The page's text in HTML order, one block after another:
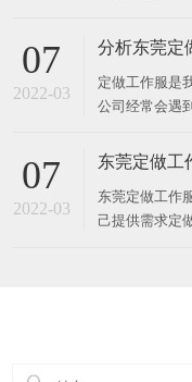
的一种象征，
纯天然，而且
形美观，穿在
07
2022-03
分析东莞定
定做工作服是
公司经常会遇
色汽油擦洗，
过净。2、酱
牙草酸液洗擦
07
2022-03
东莞定做工
东莞定做工作
己提供需求定
格一般比同档